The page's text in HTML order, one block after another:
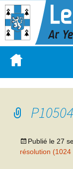
Publié le 27
résolution (1024